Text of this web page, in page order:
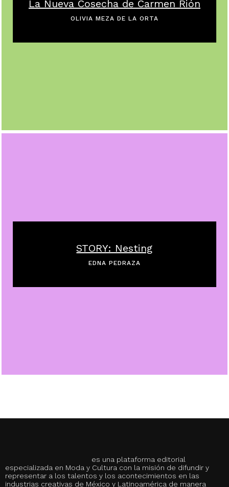
La Nueva Cosecha de Carmen Rión
OLIVIA MEZA DE LA ORTA
STORY: Nesting
EDNA PEDRAZA
es una plataforma editorial
especializada en Moda y Cultura con la misión de difundir y
representar a los talentos y los acontecimientos en las
industrias creativas de México y Latinoamérica de manera